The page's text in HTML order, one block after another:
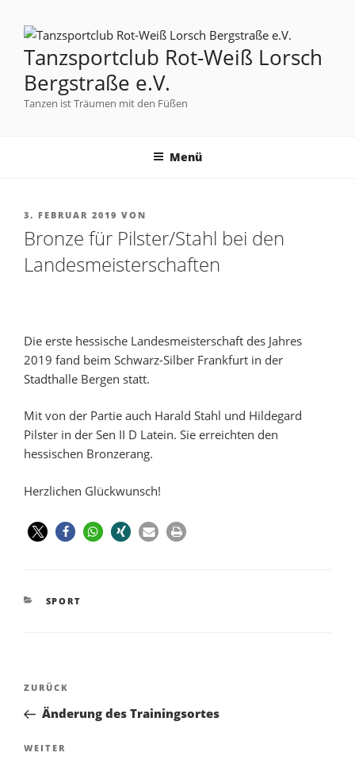
Tanzsportclub Rot-Weiß Lorsch
Bergstraße e.V.
Tanzen ist Träumen mit den Füßen
Menü
3. FEBRUAR 2019 VON
Bronze für Pilster/Stahl bei den
Landesmeisterschaften
Die erste hessische Landesmeisterschaft des Jahres
2019 fand beim Schwarz-Silber Frankfurt in der
Stadthalle Bergen statt.
Mit von der Partie auch Harald Stahl und Hildegard
Pilster in der Sen II D Latein. Sie erreichten den
hessischen Bronzerang.
Herzlichen Glückwunsch!
SPORT
ZURÜCK
Änderung des Trainingsortes
WEITER